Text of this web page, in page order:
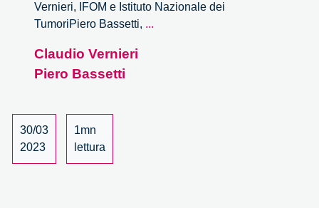
Vernieri, IFOM e Istituto Nazionale dei
TumoriPiero Bassetti, ...
Claudio Vernieri
Piero Bassetti
30/03
2023
1mn
lettura